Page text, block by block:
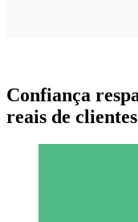
Confiança
reais de clientes